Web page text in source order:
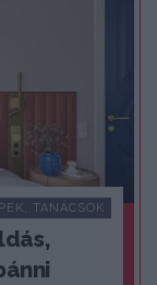
TANÁCSOK